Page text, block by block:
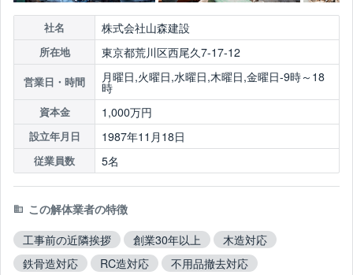
社名 株式会社山森建設
所在地 東京都荒川区西尾久7-17-12
営業日・時間 月曜日,火曜日,水曜日,木曜日,金曜日-9時～18
時
資本金 1,000万円
設立年月日 1987年11月18日
従業員数 5名
この解体業者の特徴
工事前の近隣挨拶
創業30年以上
木造対応
鉄骨造対応
RC造対応
不用品撤去対応